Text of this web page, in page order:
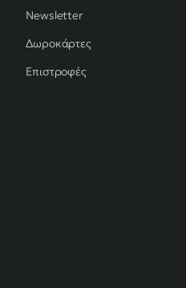
Newsletter
Δωροκάρτες
Επιστροφές